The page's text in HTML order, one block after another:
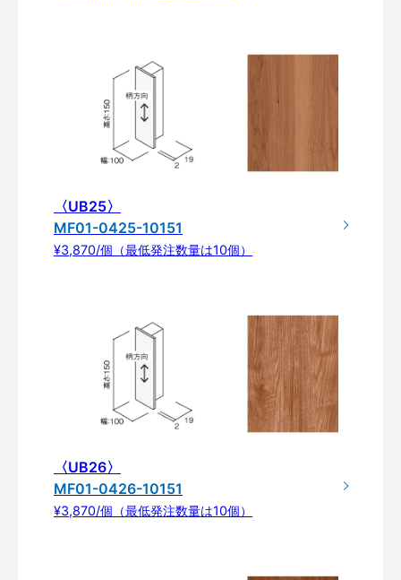
〈UB25〉
MF01-0425-10151
¥3,870/個（最低発注数量は10個）
〈UB26〉
MF01-0426-10151
¥3,870/個（最低発注数量は10個）